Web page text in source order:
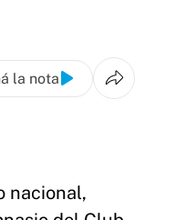
la nota
nacional,